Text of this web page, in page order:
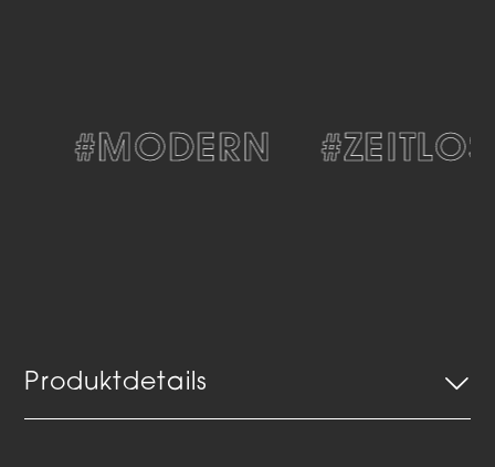
#MODERN #ZEITLOS
Produktdetails